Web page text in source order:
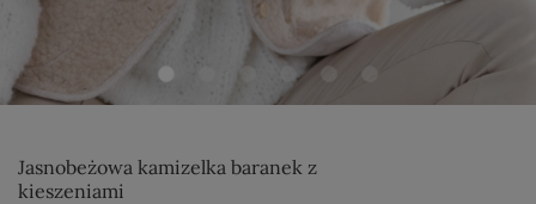
Jasnobeżowa kamizelka baranek z
kieszeniami